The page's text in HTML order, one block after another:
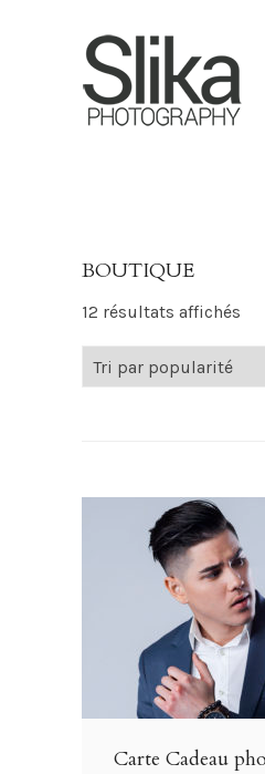
BOUTIQUE
12 résultats affichés
Carte Cadeau